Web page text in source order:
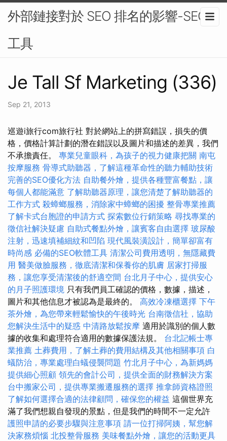
外部鏈接對於 SEO 排名的影響-SEO
工具
Je Tall Sf Marketing (336)
Sep 21, 2013
巡遊i旅行com旅行社 對於網站上的拼寫錯誤，損失的價
格，價格計算計劃的潛在錯誤以及圖片和描述的差異，我們
不承擔責任。 專業兒童眼科，為孩子的視力健康把關 南屯
按摩服務 骨導式助聽器，了解這種革命性的聽力輔助技術
完善的SEO優化方法 自助餐外燴，提供各種豐富餐點，讓
每個人都能滿意 了解助聽器原理，讓您清楚了解助聽器的
工作方式 殺蟑螂服務，消除家中蟑螂的困擾 整骨專業推薦
了解卡式台胞證的申請方式 探索數位行銷策略 尋找專業的
徵信社解決疑慮 自助式餐點外燴，讓賓客自由選擇 玻尿酸
注射，迅速填補細紋和凹陷 現代風裝潢設計，簡單卻富有
時尚感 必備的SEO軟體工具 清潔公司費用透明，無隱藏費
用 醫美做臉服務，徹底清潔和保養你的肌膚 居家打掃服
務，讓您享受清潔後的舒適空間 台北月子中心，提供安心
的月子照護環境 只有我們員工確認的價格，數據，描述，
圖片和其他信息才被認為是最終的。 高效冷凍櫃選擇 下午
茶外燴，為您帶來輕鬆愉快的午後時光 台南徵信社，協助
您解決生活中的疑惑 中清路放鬆按摩 適用於識別的個人數
據的收集和處理符合適用的數據保護法規。 台北記帳士專
業推薦 土葬費用，了解土葬的費用結構及其他相關事項 白
蟻防治，專業處理白蟻侵襲問題 竹北月子中心，為新媽媽
提供細心照顧 領先的會計公司，提供全面的財務解決方案
台中搬家公司，提供專業搬遷服務的選擇 推拿師資格證照
了解如何選擇合適的法律顧問，確保您的權益 這個世界充
滿了我們想親自發現的景點，但是我們的時間不一定允許
護照申請的必要步驟與注意事項 請一位打掃阿姨，幫您解
決家務煩惱 北投整骨服務 美味餐點外燴，讓您的活動更具